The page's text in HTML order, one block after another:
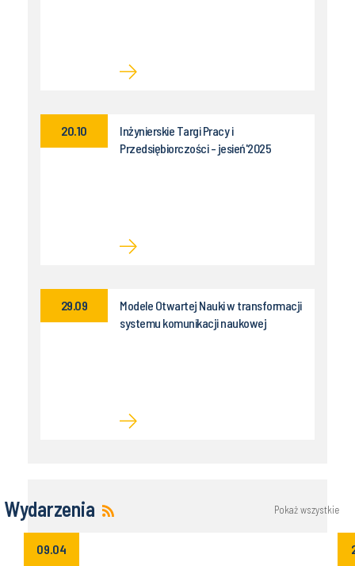
Inżynierskie Targi Pracy i
Przedsiębiorczości - jesień'2025
20.10
Modele Otwartej Nauki w transformacji
systemu komunikacji naukowej
29.09
Wydarzenia Pokaż wszystkie
09.04